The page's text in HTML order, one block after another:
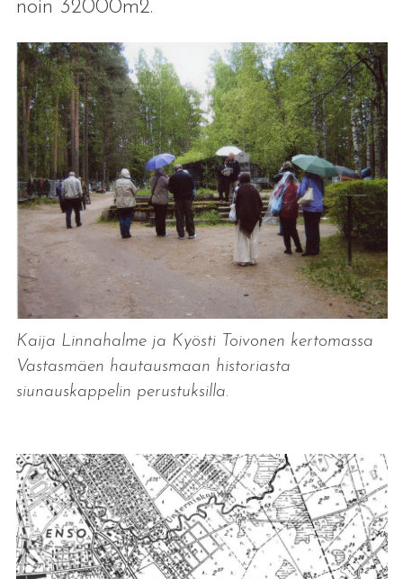
noin 32000m2.
Kaija Linnahalme ja Kyösti Toivonen kertomassa
Vastasmäen hautausmaan historiasta
siunauskappelin perustuksilla.